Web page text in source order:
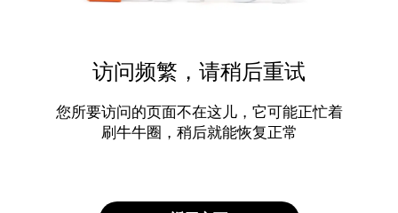
访问频繁，请稍后重试
您所要访问的页面不在这儿，它可能正忙着
刷牛牛圈，稍后就能恢复正常